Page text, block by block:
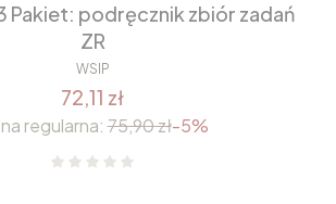
Pakiet: podręcznik zbiór zadań
ZR
WSIP
72,11 zł
regularna: 75,90 zł-5%